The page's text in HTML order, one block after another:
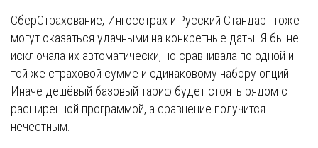
СберСтрахование, Ингосстрах и Русский Стандарт тоже
могут оказаться удачными на конкретные даты. Я бы не
исключала их автоматически, но сравнивала по одной и
той же страховой сумме и одинаковому набору опций.
Иначе дешёвый базовый тариф будет стоять рядом с
расширенной программой, а сравнение получится
нечестным.